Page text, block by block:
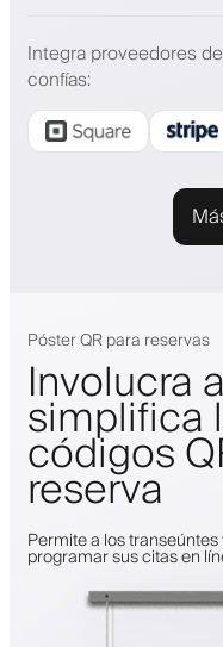
Integra proveedores
confías:
Póster QR para reservas
Involucra
simplifica
códigos
reserva
Permite a los
programar sus citas en